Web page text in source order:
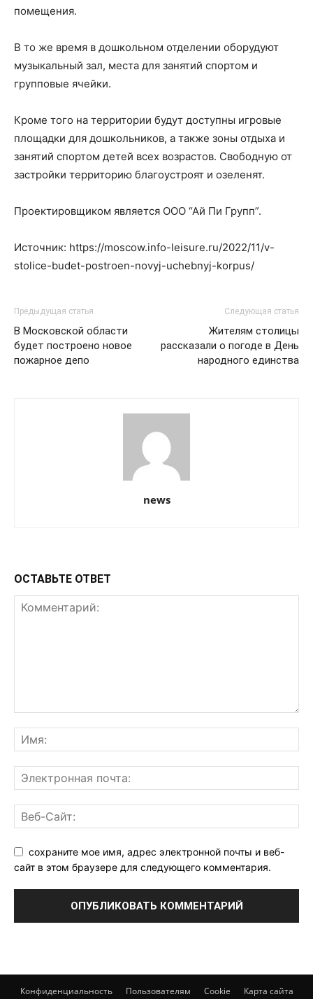
помещения.
В то же время в дошкольном отделении оборудуют
музыкальный зал, места для занятий спортом и
групповые ячейки.
Кроме того на территории будут доступны игровые
площадки для дошкольников, а также зоны отдыха и
занятий спортом детей всех возрастов. Свободную от
застройки территорию благоустроят и озеленят.
Проектировщиком является ООО “Ай Пи Групп”.
Источник: https://moscow.info-leisure.ru/2022/11/v-
stolice-budet-postroen-novyj-uchebnyj-korpus/
Предыдущая статья
В Московской области
будет построено новое
пожарное депо
Следующая статья
Жителям столицы
рассказали о погоде в День
народного единства
news
ОСТАВЬТЕ ОТВЕТ
сохраните мое имя, адрес электронной почты и веб-
сайт в этом браузере для следующего комментария.
Конфиденциальность Пользователям Cookie Карта сайта